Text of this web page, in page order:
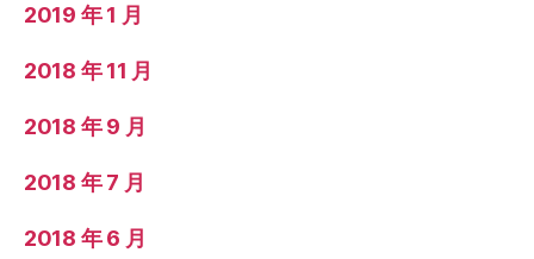
2019 年 1 月
2018 年 11 月
2018 年 9 月
2018 年 7 月
2018 年 6 月